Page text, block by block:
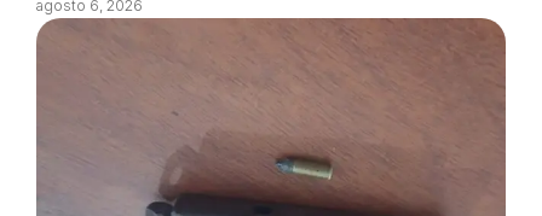
agosto 6, 2026